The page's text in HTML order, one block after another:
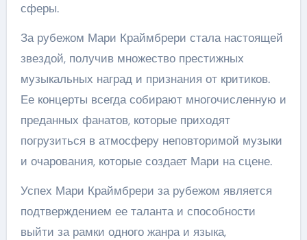
сферы.
За рубежом Мари Краймбрери стала настоящей
звездой, получив множество престижных
музыкальных наград и признания от критиков.
Ее концерты всегда собирают многочисленную и
преданных фанатов, которые приходят
погрузиться в атмосферу неповторимой музыки
и очарования, которые создает Мари на сцене.
Успех Мари Краймбрери за рубежом является
подтверждением ее таланта и способности
выйти за рамки одного жанра и языка,